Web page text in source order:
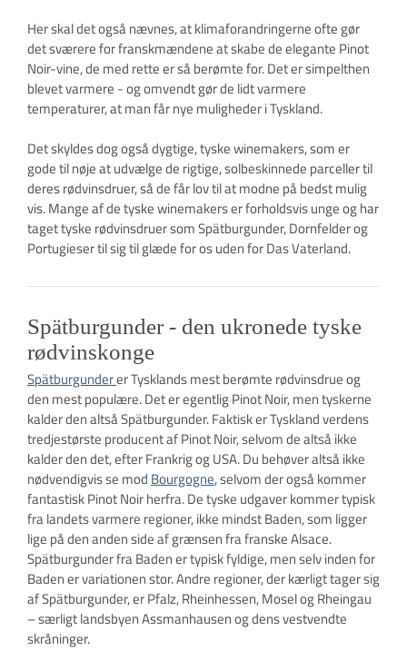
Her skal det også nævnes, at klimaforandringerne ofte gør
det sværere for franskmændene at skabe de elegante Pinot
Noir-vine, de med rette er så berømte for. Det er simpelthen
blevet varmere - og omvendt gør de lidt varmere
temperaturer, at man får nye muligheder i Tyskland.
Det skyldes dog også dygtige, tyske winemakers, som er
gode til nøje at udvælge de rigtige, solbeskinnede parceller til
deres rødvinsdruer, så de får lov til at modne på bedst mulig
vis. Mange af de tyske winemakers er forholdsvis unge og har
taget tyske rødvinsdruer som Spätburgunder, Dornfelder og
Portugieser til sig til glæde for os uden for Das Vaterland.
Spätburgunder - den ukronede tyske
rødvinskonge
Spätburgunderer Tysklands mest berømte rødvinsdrue og
den mest populære. Det er egentlig Pinot Noir, men tyskerne
kalder den altså Spätburgunder. Faktisk er Tyskland verdens
tredjestørste producent af Pinot Noir, selvom de altså ikke
kalder den det, efter Frankrig og USA. Du behøver altså ikke
nødvendigvis se mod Bourgogne, selvom der også kommer
fantastisk Pinot Noir herfra. De tyske udgaver kommer typisk
fra landets varmere regioner, ikke mindst Baden, som ligger
lige på den anden side af grænsen fra franske Alsace.
Spätburgunder fra Baden er typisk fyldige, men selv inden for
Baden er variationen stor. Andre regioner, der kærligt tager sig
af Spätburgunder, er Pfalz, Rheinhessen, Mosel og Rheingau
– særligt landsbyen Assmanhausen og dens vestvendte
skråninger.